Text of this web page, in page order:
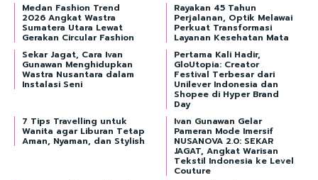
Medan Fashion Trend
2026 Angkat Wastra
Sumatera Utara Lewat
Gerakan Circular Fashion
Rayakan 45 Tahun
Perjalanan, Optik Melawai
Perkuat Transformasi
Layanan Kesehatan Mata
Sekar Jagat, Cara Ivan
Gunawan Menghidupkan
Wastra Nusantara dalam
Instalasi Seni
Pertama Kali Hadir,
GloUtopia: Creator
Festival Terbesar dari
Unilever Indonesia dan
Shopee di Hyper Brand
Day
7 Tips Travelling untuk
Wanita agar Liburan Tetap
Aman, Nyaman, dan Stylish
Ivan Gunawan Gelar
Pameran Mode Imersif
NUSANOVA 2.0: SEKAR
JAGAT, Angkat Warisan
Tekstil Indonesia ke Level
Couture